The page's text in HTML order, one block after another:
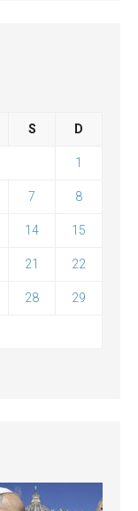
S D
1
7 8
14 15
21 22
28 29